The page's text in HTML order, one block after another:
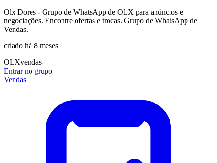
Olx Dores - Grupo de WhatsApp de OLX para anúncios e
negociações. Encontre ofertas e trocas. Grupo de WhatsApp de
Vendas.
criado há 8 meses
OLXvendas
Entrar no grupo
Vendas